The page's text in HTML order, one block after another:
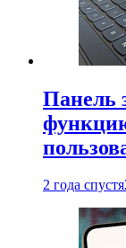
Панель
2 года спустя